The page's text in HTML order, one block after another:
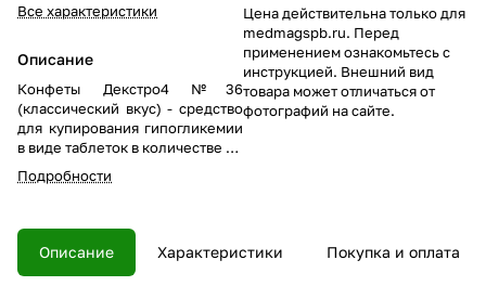
Все характеристики
Описание
Конфеты Декстро4 №36
(классический вкус) - средство
для купирования гипогликемии
в виде таблеток в количестве 36
штук с классическим вкусом.
Одна конфета содержит 0,33 ХЕ
Подробности
Цена действительна только для
medmagspb.ru. Перед
применением ознакомьтесь с
инструкцией. Внешний вид
товара может отличаться от
фотографий на сайте.
Описание Характеристики Покупка и оплата